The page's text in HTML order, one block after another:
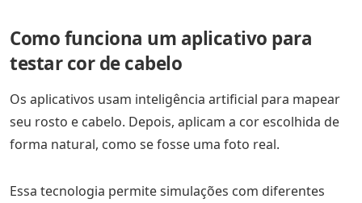
Como funciona um aplicativo para
testar cor de cabelo
Os aplicativos usam inteligência artificial para mapear
seu rosto e cabelo. Depois, aplicam a cor escolhida de
forma natural, como se fosse uma foto real.
Essa tecnologia permite simulações com diferentes